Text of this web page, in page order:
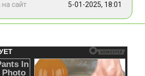
сайт
5-01-2025, 18:01